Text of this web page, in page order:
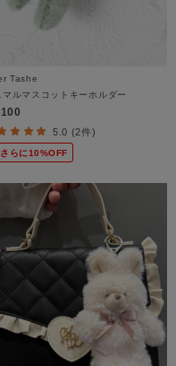
Tashe
マルマスコットキーホルダー
5.0 (2件)
さらに10%OFF